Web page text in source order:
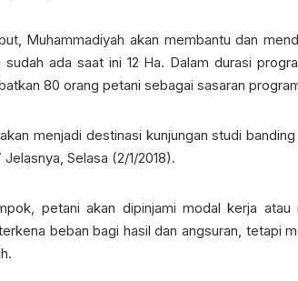
Muhammadiyah akan membantu dan
ada saat ini 12 Ha. Dalam durasi
80 orang petani sebagai sasaran
menjadi destinasi kunjungan studi
Selasa (2/1/2018).
petani akan dipinjami modal kerja
beban bagi hasil dan angsuran, tetapi